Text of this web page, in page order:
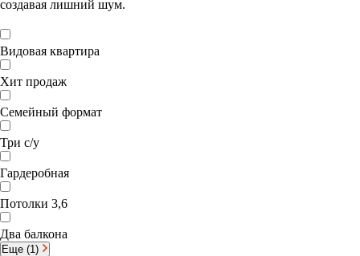
создавая лишний шум.
Видовая квартира
Хит продаж
Семейный формат
Три с/у
Гардеробная
Потолки 3,6
Два балкона
Еще (1)